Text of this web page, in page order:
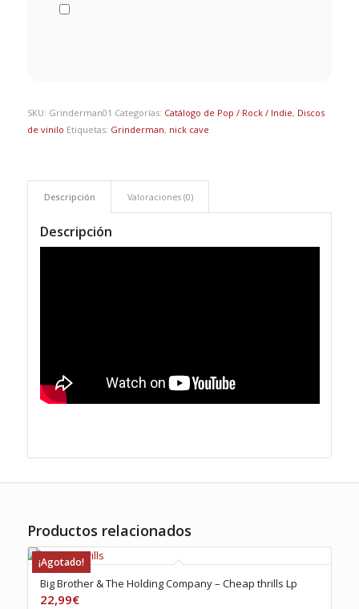
SKU: Grinderman01 Categorías: Catálogo de Pop / Rock / Indie, Discos
de vinilo Etiquetas: Grinderman, nick cave
Descripción Valoraciones (0)
Descripción
Productos relacionados
¡Agotado!
Big Brother & The Holding Company – Cheap thrills Lp
22,99€